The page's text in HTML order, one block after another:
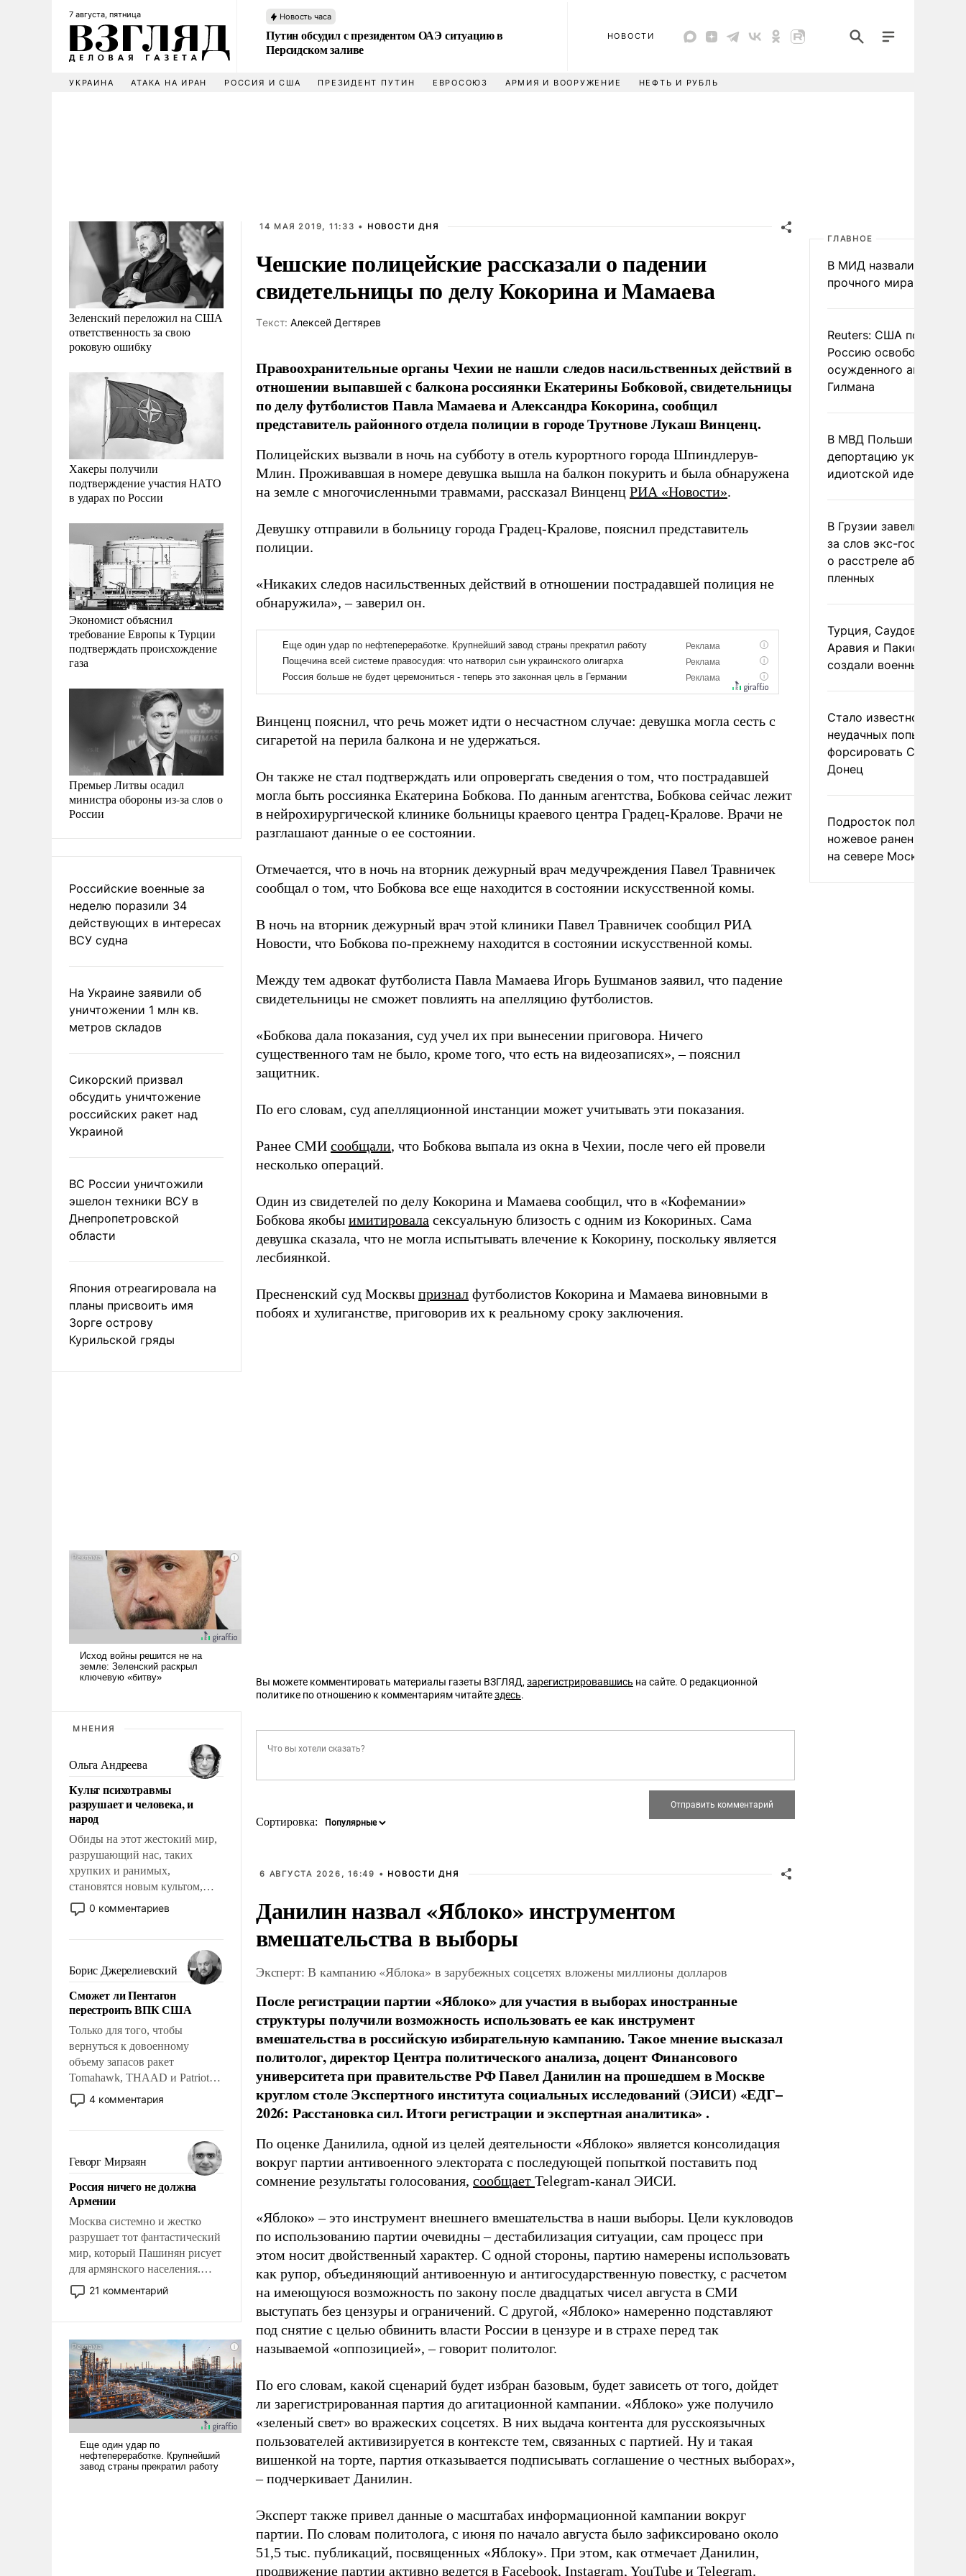
7 августа, пятница Новость часа
Путин обсудил с президентом ОАЭ ситуацию в
Персидском заливе
НОВОСТИ
УКРАИНА АТАКА НА ИРАН РОССИЯ И США ПРЕЗИДЕНТ ПУТИН ЕВРОСОЮЗ АРМИЯ И ВООРУЖЕНИЕ НЕФТЬ И РУБЛЬ
Зеленский переложил на США
ответственность за свою
роковую ошибку
Хакеры получили
подтверждение участия НАТО
в ударах по России
Экономист объяснил
требование Европы к Турции
подтверждать происхождение
газа
Премьер Литвы осадил
министра обороны из-за слов о
России
Российские военные за
неделю поразили 34
действующих в интересах
ВСУ судна
На Украине заявили об
уничтожении 1 млн кв.
метров складов
Сикорский призвал
обсудить уничтожение
российских ракет над
Украиной
ВС России уничтожили
эшелон техники ВСУ в
Днепропетровской
области
Япония отреагировала на
планы присвоить имя
Зорге острову
Курильской гряды
МНЕНИЯ
Ольга Андреева
Культ психотравмы
разрушает и человека, и
народ
Обиды на этот жестокий мир,
разрушающий нас, таких
хрупких и ранимых,
становятся новым культом,
постепенно вытесняя и
отменяя традиционное
мужественным и твердым под
ударами судьбы, брать на себя
ответственность, помогать
слабым, идти вперед и
адаптироваться.
0 комментариев
Борис Джерелиевский
Сможет ли Пентагон
перестроить ВПК США
Только для того, чтобы
вернуться к довоенному
объему запасов ракет
Tomahawk, THAAD и Patriot
США потребуется более трех
лет. Даже небольшая война с
Сложившаяся ситуация
означает многолетний период
уязвимости США, например,
перед Китаем.
4 комментария
Геворг Мирзаян
Россия ничего не должна
Армении
Москва системно и жестко
разрушает тот фантастический
мир, который Пашинян рисует
для армянского населения.
Мир, где политические
прожекты будут безусловно
налогоплательщиков и где
Еревану за свои поступки не
нужно отвечать.
21 комментарий
14 МАЯ 2019, 11:33 • НОВОСТИ ДНЯ
Чешские полицейские рассказали о падении
свидетельницы по делу Кокорина и Мамаева
Tекст: Алексей Дегтярев
Правоохранительные органы Чехии не нашли следов насильственных действий в
отношении выпавшей с балкона россиянки Екатерины Бобковой, свидетельницы
по делу футболистов Павла Мамаева и Александра Кокорина, сообщил
представитель районного отдела полиции в городе Трутнове Лукаш Винценц.
Полицейских вызвали в ночь на субботу в отель курортного города Шпиндлерув-
Млин. Проживавшая в номере девушка вышла на балкон покурить и была обнаружена
на земле с многочисленными травмами, рассказал Винценц РИА «Новости».
Девушку отправили в больницу города Градец-Кралове, пояснил представитель
полиции.
«Никаких следов насильственных действий в отношении пострадавшей полиция не
обнаружила», – заверил он.
Винценц пояснил, что речь может идти о несчастном случае: девушка могла сесть с
сигаретой на перила балкона и не удержаться.
Он также не стал подтверждать или опровергать сведения о том, что пострадавшей
могла быть россиянка Екатерина Бобкова. По данным агентства, Бобкова сейчас лежит
в нейрохирургической клинике больницы краевого центра Градец-Кралове. Врачи не
разглашают данные о ее состоянии.
Отмечается, что в ночь на вторник дежурный врач медучреждения Павел Травничек
сообщал о том, что Бобкова все еще находится в состоянии искусственной комы.
В ночь на вторник дежурный врач этой клиники Павел Травничек сообщил РИА
Новости, что Бобкова по-прежнему находится в состоянии искусственной комы.
Между тем адвокат футболиста Павла Мамаева Игорь Бушманов заявил, что падение
свидетельницы не сможет повлиять на апелляцию футболистов.
«Бобкова дала показания, суд учел их при вынесении приговора. Ничего
существенного там не было, кроме того, что есть на видеозаписях», – пояснил
защитник.
По его словам, суд апелляционной инстанции может учитывать эти показания.
Ранее СМИ сообщали, что Бобкова выпала из окна в Чехии, после чего ей провели
несколько операций.
Один из свидетелей по делу Кокорина и Мамаева сообщил, что в «Кофемании»
Бобкова якобы имитировала сексуальную близость с одним из Кокориных. Сама
девушка сказала, что не могла испытывать влечение к Кокорину, поскольку является
лесбиянкой.
Пресненский суд Москвы признал футболистов Кокорина и Мамаева виновными в
побоях и хулиганстве, приговорив их к реальному сроку заключения.
Вы можете комментировать материалы газеты ВЗГЛЯД, зарегистрировавшись на сайте. О редакционной
политике по отношению к комментариям читайтездесь.
Сортировка:
6 АВГУСТА 2026, 16:49 • НОВОСТИ ДНЯ
Данилин назвал «Яблоко» инструментом
вмешательства в выборы
Эксперт: В кампанию «Яблока» в зарубежных соцсетях вложены миллионы долларов
После регистрации партии «Яблоко» для участия в выборах иностранные
структуры получили возможность использовать ее как инструмент
вмешательства в российскую избирательную кампанию. Такое мнение высказал
политолог, директор Центра политического анализа, доцент Финансового
университета при правительстве РФ Павел Данилин на прошедшем в Москве
круглом столе Экспертного института социальных исследований (ЭИСИ) «ЕДГ–
2026: Расстановка сил. Итоги регистрации и экспертная аналитика» .
По оценке Данилила, одной из целей деятельности «Яблоко» является консолидация
вокруг партии антивоенного электората с последующей попыткой поставить под
сомнение результаты голосования, сообщает Telegram-канал ЭИСИ.
«Яблоко» – это инструмент внешнего вмешательства в наши выборы. Цели кукловодов
по использованию партии очевидны – дестабилизация ситуации, сам процесс при
этом носит двойственный характер. С одной стороны, партию намерены использовать
как рупор, объединяющий антивоенную и антигосударственную повестку, с расчетом
на имеющуюся возможность по закону после двадцатых чисел августа в СМИ
выступать без цензуры и ограничений. С другой, «Яблоко» намеренно подставляют
под снятие с целью обвинить власти России в цензуре и в страхе перед так
называемой «оппозицией», – говорит политолог.
По его словам, какой сценарий будет избран базовым, будет зависеть от того, дойдет
ли зарегистрированная партия до агитационной кампании. «Яблоко» уже получило
«зеленый свет» во вражеских соцсетях. В них выдача контента для русскоязычных
пользователей активизируется в контексте тем, связанных с партией. Ну и такая
вишенкой на торте, партия отказывается подписывать соглашение о честных выборах»,
– подчеркивает Данилин.
Эксперт также привел данные о масштабах информационной кампании вокруг
партии. По словам политолога, с июня по начало августа было зафиксировано около
51,5 тыс. публикаций, посвященных «Яблоку». При этом, как отмечает Данилин,
продвижение партии активно ведется в Facebook, Instagram, YouTube и Telegram.
ГЛАВНОЕ
В МИД назвали условия
прочного мира на
Reuters: США
Россию освободить
осужденного
Гилмана
В МВД Польши назвали
депортацию украинцев
идиотской идеей
В Грузии завели дело
за слов экс-
о расстреле абхазских
пленных
Турция, Саудовская
Аравия и Пакистан
создали военный союз
Стало известно о
неудачных попытках
форсировать
Донец
Подросток получил
ножевое ранение в
на севере Москвы